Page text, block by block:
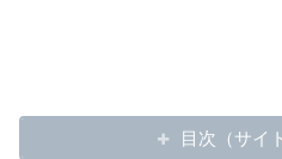
目次（サイ